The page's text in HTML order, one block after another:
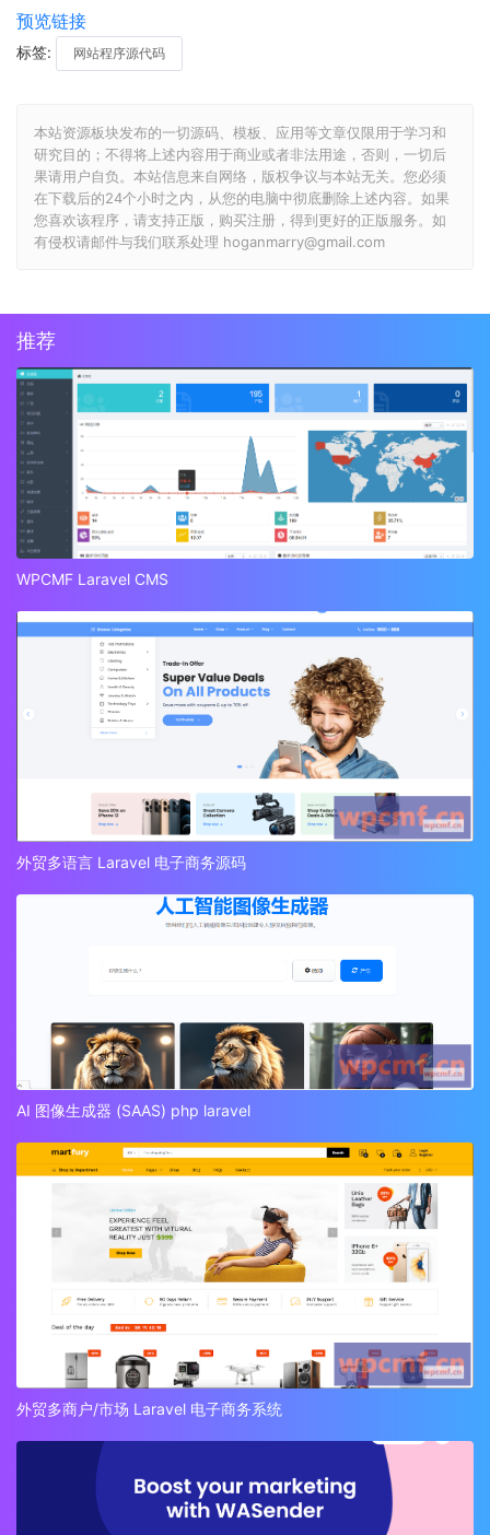
预览链接
标签: 网站程序源代码
本站资源板块发布的一切源码、模板、应用等文章仅限用于学习和
研究目的；不得将上述内容用于商业或者非法用途，否则，一切后
果请用户自负。本站信息来自网络，版权争议与本站无关。您必须
在下载后的24个小时之内，从您的电脑中彻底删除上述内容。如果
您喜欢该程序，请支持正版，购买注册，得到更好的正版服务。如
有侵权请邮件与我们联系处理 hoganmarry@gmail.com
推荐
WPCMF Laravel CMS
外贸多语言 Laravel 电子商务源码
AI 图像生成器 (SAAS) php laravel
外贸多商户/市场 Laravel 电子商务系统